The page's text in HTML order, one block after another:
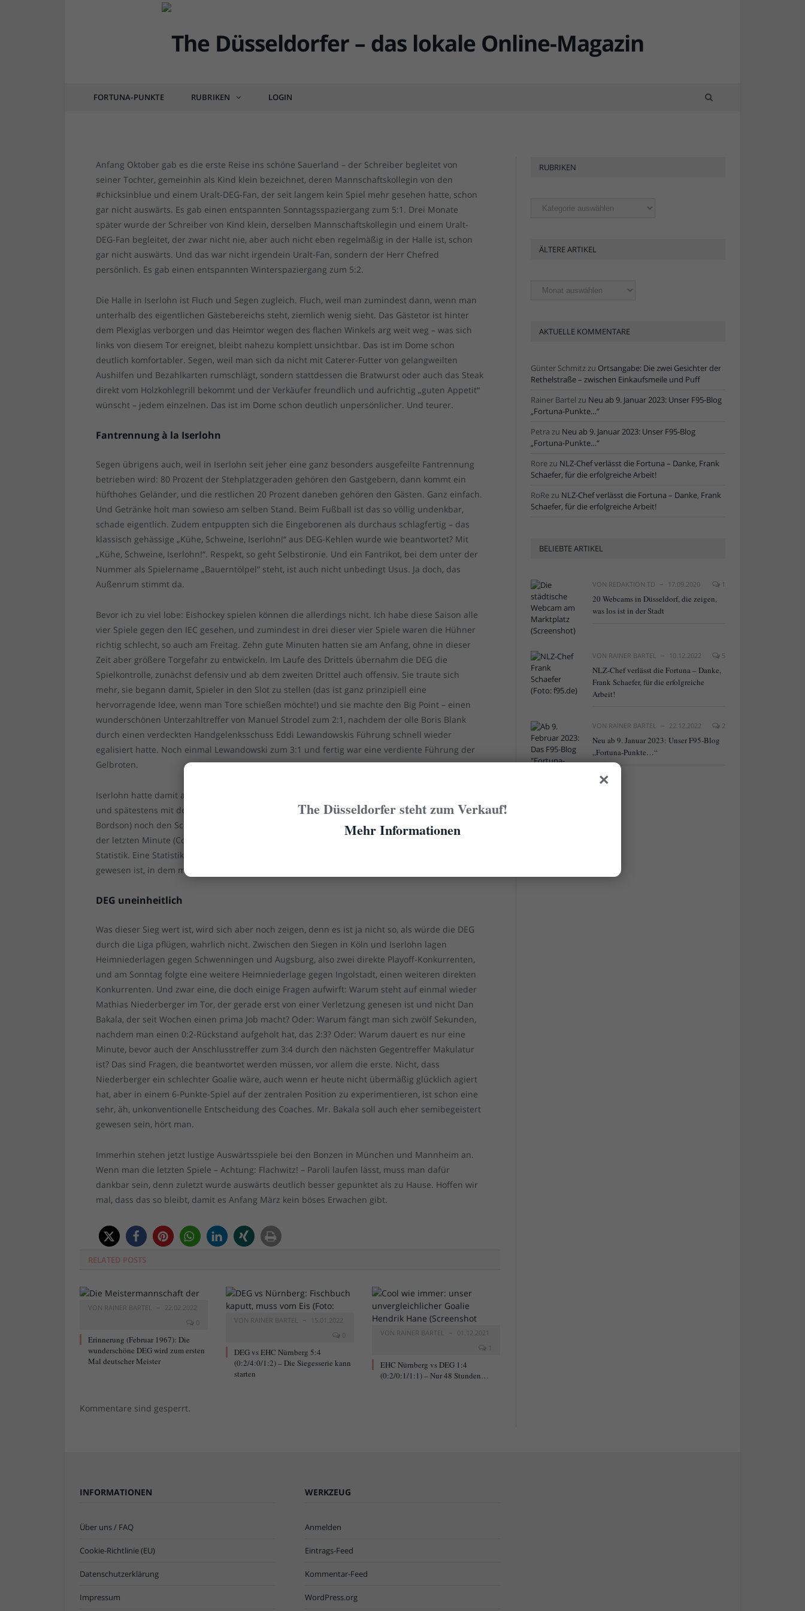
FORTUNA-PUNKTE RUBRIKEN LOGIN
DEG-Wochenende: Winterspaziergang am Seilersee
Anfang Oktober gab es die erste Reise ins schöne Sauerland – der Schreiber begleitet von
seiner Tochter, gemeinhin als Kind klein bezeichnet, deren Mannschaftskollegin von den
#chicksinblue und einem Uralt-DEG-Fan, der seit langem kein Spiel mehr gesehen hatte, schon
gar nicht auswärts. Es gab einen entspannten Sonntagsspaziergang zum 5:1. Drei Monate
später wurde der Schreiber von Kind klein, derselben Mannschaftskollegin und einem Uralt-
DEG-Fan begleitet, der zwar nicht nie, aber auch nicht eben regelmäßig in der Halle ist, schon
gar nicht auswärts. Und das war nicht irgendein Uralt-Fan, sondern der Herr Chefred
persönlich. Es gab einen entspannten Winterspaziergang zum 5:2.
Die Halle in Iserlohn ist Fluch und Segen zugleich. Fluch, weil man zumindest dann, wenn man
unterhalb des eigentlichen Gästebereichs steht, ziemlich wenig sieht. Das Gästetor ist hinter
dem Plexiglas verborgen und das Heimtor wegen des flachen Winkels arg weit weg – was sich
links von diesem Tor ereignet, bleibt nahezu komplett unsichtbar. Das ist im Dome schon
deutlich komfortabler. Segen, weil man sich da nicht mit Caterer-Futter von gelangweilten
Aushilfen und Bezahlkarten rumschlägt, sondern stattdessen die Bratwurst oder auch das Steak
direkt vom Holzkohlegrill bekommt und der Verkäufer freundlich und aufrichtig „guten Appetit“
wünscht – jedem einzelnen. Das ist im Dome schon deutlich unpersönlicher. Und teurer.
Fantrennung à la Iserlohn
Segen übrigens auch, weil in Iserlohn seit jeher eine ganz besonders ausgefeilte Fantrennung
betrieben wird: 80 Prozent der Stehplatzgeraden gehören den Gastgebern, dann kommt ein
hüfthohes Geländer, und die restlichen 20 Prozent daneben gehören den Gästen. Ganz einfach.
Und Getränke holt man sowieso am selben Stand. Beim Fußball ist das so völlig undenkbar,
schade eigentlich. Zudem entpuppten sich die Eingeborenen als durchaus schlagfertig – das
klassisch gehässige „Kühe, Schweine, Iserlohn!“ aus DEG-Kehlen wurde wie beantwortet? Mit
„Kühe, Schweine, Iserlohn!“. Respekt, so geht Selbstironie. Und ein Fantrikot, bei dem unter der
Nummer als Spielername „Bauerntölpel“ steht, ist auch nicht unbedingt Usus. Ja doch, das
Außenrum stimmt da.
Bevor ich zu viel lobe: Eishockey spielen können die allerdings nicht. Ich habe diese Saison alle
vier Spiele gegen den IEC gesehen, und zumindest in drei dieser vier Spiele waren die Hühner
richtig schlecht, so auch am Freitag. Zehn gute Minuten hatten sie am Anfang, ohne in dieser
Zeit aber größere Torgefahr zu entwickeln. Im Laufe des Drittels übernahm die DEG die
Spielkontrolle, zunächst defensiv und ab dem zweiten Drittel auch offensiv. Sie traute sich
mehr, sie begann damit, Spieler in den Slot zu stellen (das ist ganz prinzipiell eine
hervorragende Idee, wenn man Tore schießen möchte!) und sie machte den Big Point – einen
wunderschönen Unterzahltreffer von Manuel Strodel zum 2:1, nachdem der olle Boris Blank
durch einen verdeckten Handgelenksschuss Eddi Lewandowskis Führung schnell wieder
egalisiert hatte. Noch einmal Lewandowski zum 3:1 und fertig war eine verdiente Führung der
Gelbroten.
Iserlohn hatte damit auch insgesamt fertig. Ihr Aufbäumen war eher niedlich als gefährlich,
und spätestens mit dem 4:1 durch einen Schuss von Ebner, in den Bordson (jaja, schon wieder
Bordson) noch den Schläger gehalten hatte, war sowieso der Deckel drauf. Die beiden Tore in
der letzten Minute (Combs für die, Machacek mit einem EN für uns) waren nur noch für die
Statistik. Eine Statistik, die besagt, dass dies das einzige der letzten sechzehn DEG-Spiele
gewesen ist, in dem mehr als drei Treffer erzielt wurden.
DEG uneinheitlich
Was dieser Sieg wert ist, wird sich aber noch zeigen, denn es ist ja nicht so, als würde die DEG
durch die Liga pflügen, wahrlich nicht. Zwischen den Siegen in Köln und Iserlohn lagen
Heimniederlagen gegen Schwenningen und Augsburg, also zwei direkte Playoff-Konkurrenten,
und am Sonntag folgte eine weitere Heimniederlage gegen Ingolstadt, einen weiteren direkten
Konkurrenten. Und zwar eine, die doch einige Fragen aufwirft: Warum steht auf einmal wieder
Mathias Niederberger im Tor, der gerade erst von einer Verletzung genesen ist und nicht Dan
Bakala, der seit Wochen einen prima Job macht? Oder: Warum fängt man sich zwölf Sekunden,
nachdem man einen 0:2-Rückstand aufgeholt hat, das 2:3? Oder: Warum dauert es nur eine
Minute, bevor auch der Anschlusstreffer zum 3:4 durch den nächsten Gegentreffer Makulatur
ist? Das sind Fragen, die beantwortet werden müssen, vor allem die erste. Nicht, dass
Niederberger ein schlechter Goalie wäre, auch wenn er heute nicht übermäßig glücklich agiert
hat, aber in einem 6-Punkte-Spiel auf der zentralen Position zu experimentieren, ist schon eine
sehr, äh, unkonventionelle Entscheidung des Coaches. Mr. Bakala soll auch eher semibegeistert
gewesen sein, hört man.
Immerhin stehen jetzt lustige Auswärtsspiele bei den Bonzen in München und Mannheim an.
Wenn man die letzten Spiele – Achtung: Flachwitz! – Paroli laufen lässt, muss man dafür
dankbar sein, denn zuletzt wurde auswärts deutlich besser gepunktet als zu Hause. Hoffen wir
mal, dass das so bleibt, damit es Anfang März kein böses Erwachen gibt.
RELATED POSTS
VON RAINER BARTEL
22.02.2022
0
Erinnerung (Februar 1967): Die
wunderschöne DEG wird zum ersten
Mal deutscher Meister
VON RAINER BARTEL
15.01.2022
0
DEG vs EHC Nürnberg 5:4
(0:2/4:0/1:2) – Die Siegesserie kann
starten
VON RAINER BARTEL
01.12.2021
1
EHC Nürnberg vs DEG 1:4
(0:2/0:1/1:1) – Nur 48 Stunden…
Kommentare sind gesperrt.
RUBRIKEN
Rubriken
ÄLTERE ARTIKEL
Ältere
AKTUELLE KOMMENTARE
Günter Schmitzzu Ortsangabe: Die zwei Gesichter der
Rethelstraße – zwischen Einkaufsmeile und Puff
Rainer Bartel zu Neu ab 9. Januar 2023: Unser F95-Blog
„Fortuna-Punkte…“
Petra zu Neu ab 9. Januar 2023: Unser F95-Blog
„Fortuna-Punkte…“
Rorezu NLZ-Chef verlässt die Fortuna – Danke, Frank
Schaefer, für die erfolgreiche Arbeit!
RoRezu NLZ-Chef verlässt die Fortuna – Danke, Frank
Schaefer, für die erfolgreiche Arbeit!
BELIEBTE ARTIKEL
VON REDAKTION TD 17.09.2020 1
20 Webcams in Düsseldorf, die zeigen,
was los ist in der Stadt
VON RAINER BARTEL 10.12.2022 5
NLZ-Chef verlässt die Fortuna – Danke,
Frank Schaefer, für die erfolgreiche
Arbeit!
VON RAINER BARTEL 22.12.2022 2
Neu ab 9. Januar 2023: Unser F95-Blog
„Fortuna-Punkte…“
INFORMATIONEN
Über uns / FAQ
Cookie-Richtlinie (EU)
Datenschutzerklärung
Impressum
WERKZEUG
Anmelden
Eintrags-Feed
Kommentar-Feed
WordPress.org
×
The Düsseldorfer steht zum Verkauf!
Mehr Informationen